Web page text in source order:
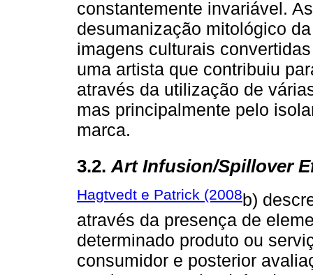
constantemente invariável.
desumanização mitológico
imagens culturais
uma artista que contribuiu
através da utilização de
mas principalmente pelo
marca.
3.2. Art Infusion/Spillover
Hagtvedt e Patrick (2008b)
através da presença de
determinado produto ou
consumidor e posterior